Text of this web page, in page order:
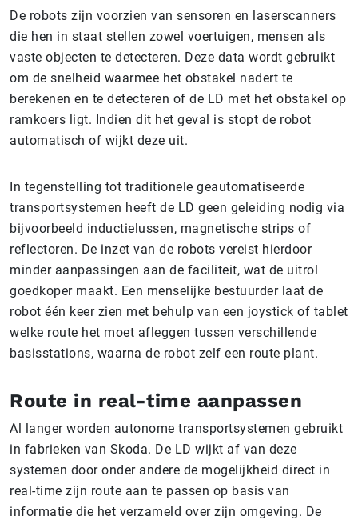
De robots zijn voorzien van sensoren en laserscanners
die hen in staat stellen zowel voertuigen, mensen als
vaste objecten te detecteren. Deze data wordt gebruikt
om de snelheid waarmee het obstakel nadert te
berekenen en te detecteren of de LD met het obstakel op
ramkoers ligt. Indien dit het geval is stopt de robot
automatisch of wijkt deze uit.
In tegenstelling tot traditionele geautomatiseerde
transportsystemen heeft de LD geen geleiding nodig via
bijvoorbeeld inductielussen, magnetische strips of
reflectoren. De inzet van de robots vereist hierdoor
minder aanpassingen aan de faciliteit, wat de uitrol
goedkoper maakt. Een menselijke bestuurder laat de
robot één keer zien met behulp van een joystick of tablet
welke route het moet afleggen tussen verschillende
basisstations, waarna de robot zelf een route plant.
Route in real-time aanpassen
Al langer worden autonome transportsystemen gebruikt
in fabrieken van Skoda. De LD wijkt af van deze
systemen door onder andere de mogelijkheid direct in
real-time zijn route aan te passen op basis van
informatie die het verzameld over zijn omgeving. De